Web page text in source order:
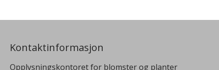
Kontaktinformasjon
Opplysningskontoret for blomster og planter